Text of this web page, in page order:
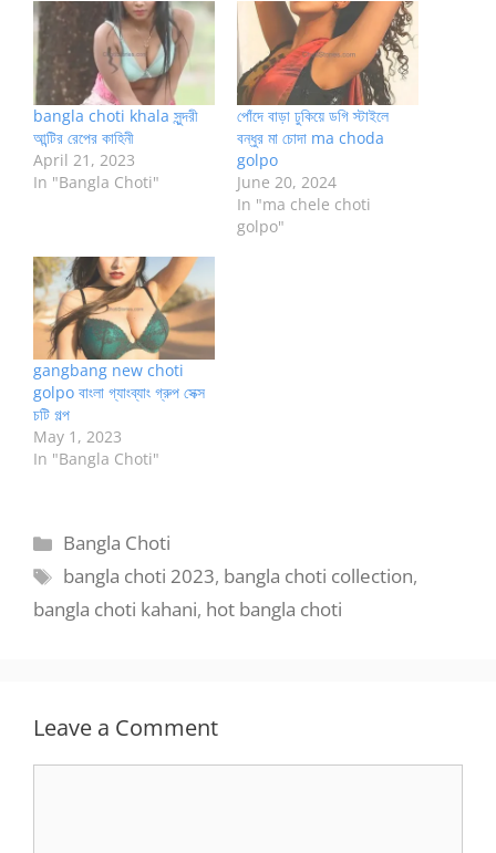
bangla choti khala সুন্দরী
আন্টির রেপের কাহিনী
April 21, 2023
In "Bangla Choti"
পোঁদে বাড়া ঢুকিয়ে ডগি স্টাইলে
বন্ধুর মা চোদা ma choda
golpo
June 20, 2024
In "ma chele choti
golpo"
gangbang new choti
golpo বাংলা গ্যাংব্যাং গ্রুপ সেক্স
চটি গল্প
May 1, 2023
In "Bangla Choti"
Categories
Bangla Choti
Tags
bangla choti 2023, bangla choti collection,
bangla choti kahani, hot bangla choti
Leave a Comment